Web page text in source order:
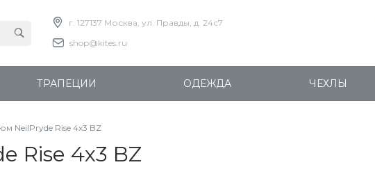
г. 127137 Москва, ул. Правды, д. 24с7
shop@kites.ru
ТРАПЕЦИИ ОДЕЖДА ЧЕХЛЫ
NeilPryde Rise 4x3 BZ
Rise 4x3 BZ